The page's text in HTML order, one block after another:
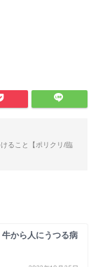
ること【ポリクリ/臨
から人にうつる病